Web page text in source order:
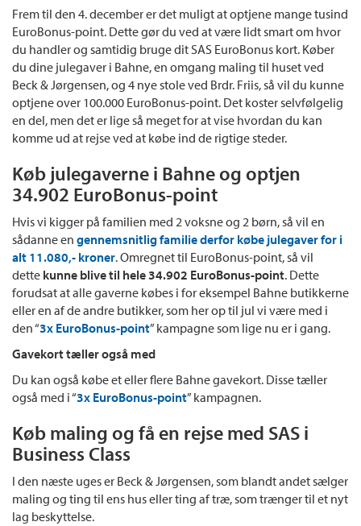
Frem til den 4. december er det muligt at optjene mange tusind
EuroBonus-point. Dette gør du ved at være lidt smart om hvor
du handler og samtidig bruge dit SAS EuroBonus kort. Køber
du dine julegaver i Bahne, en omgang maling til huset ved
Beck & Jørgensen, og 4 nye stole ved Brdr. Friis, så vil du kunne
optjene over 100.000 EuroBonus-point. Det koster selvfølgelig
en del, men det er lige så meget for at vise hvordan du kan
komme ud at rejse ved at købe ind de rigtige steder.
Køb julegaverne i Bahne og optjen
34.902 EuroBonus-point
Hvis vi kigger på familien med 2 voksne og 2 børn, så vil en
sådanne en gennemsnitlig familie derfor købe julegaver for i
alt 11.080,- kroner. Omregnet til EuroBonus-point, så vil
dette kunne blive til hele 34.902 EuroBonus-point. Dette
forudsat at alle gaverne købes i for eksempel Bahne butikkerne
eller en af de andre butikker, som her op til jul vi være med i
den “3x EuroBonus-point” kampagne som lige nu er i gang.
Gavekort tæller også med
Du kan også købe et eller flere Bahne gavekort. Disse tæller
også med i “3x EuroBonus-point” kampagnen.
Køb maling og få en rejse med SAS i
Business Class
I den næste uges er Beck & Jørgensen, som blandt andet sælger
maling og ting til ens hus eller ting af træ, som trænger til et nyt
lag beskyttelse.